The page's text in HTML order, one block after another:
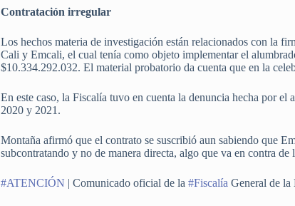
Contratación irregular
Los hechos materia de investigación están relacionados con la
Cali y Emcali, el cual tenía como objeto implementar el
$10.334.292.032. El material probatorio da cuenta que en la
En este caso, la Fiscalía tuvo en cuenta la denuncia hecha por
2020 y 2021.
Montaña afirmó que el contrato se suscribió aun sabiendo que
subcontratando y no de manera directa, algo que va en contra
#ATENCIÓN | Comunicado oficial de la#Fiscalía General de